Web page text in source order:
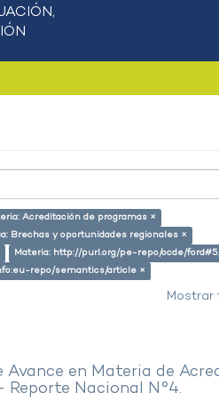
Acreditación de programas ×
Brechas y oportunidades regionales ×
Materia: http://purl.org/pe-repo/ocde/
repo/semantics/article ×
Mostrar
Avance en Materia de
Nacional N°4.